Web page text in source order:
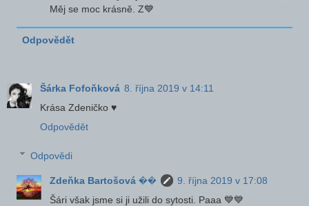
Měj se moc krásně. Z💙
Odpovědět
Šárka Fofoňková 8. října 2019 v 14:11
Krása Zdeničko ♥
Odpovědět
Odpovědi
Zdeňka Bartošová ��
9. října 2019 v 17:08
Šári však jsme si ji užili do sytosti. Paaa 💙💙